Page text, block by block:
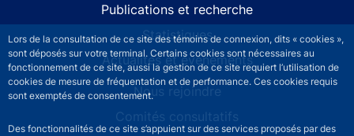
Lors de la consultation de ce site des témoins de connexion, dits « cookies »,
sont déposés sur votre terminal. Certains cookies sont nécessaires au
fonctionnement de ce site, aussi la gestion de ce site requiert l’utilisation de
cookies de mesure de fréquentation et de performance. Ces cookies requis
sont exemptés de consentement.
Des fonctionnalités de ce site s’appuient sur des services proposés par des
Publications et recherche
Statistiques
Actualités et événements
Nous rejoindre
Comités consultatifs